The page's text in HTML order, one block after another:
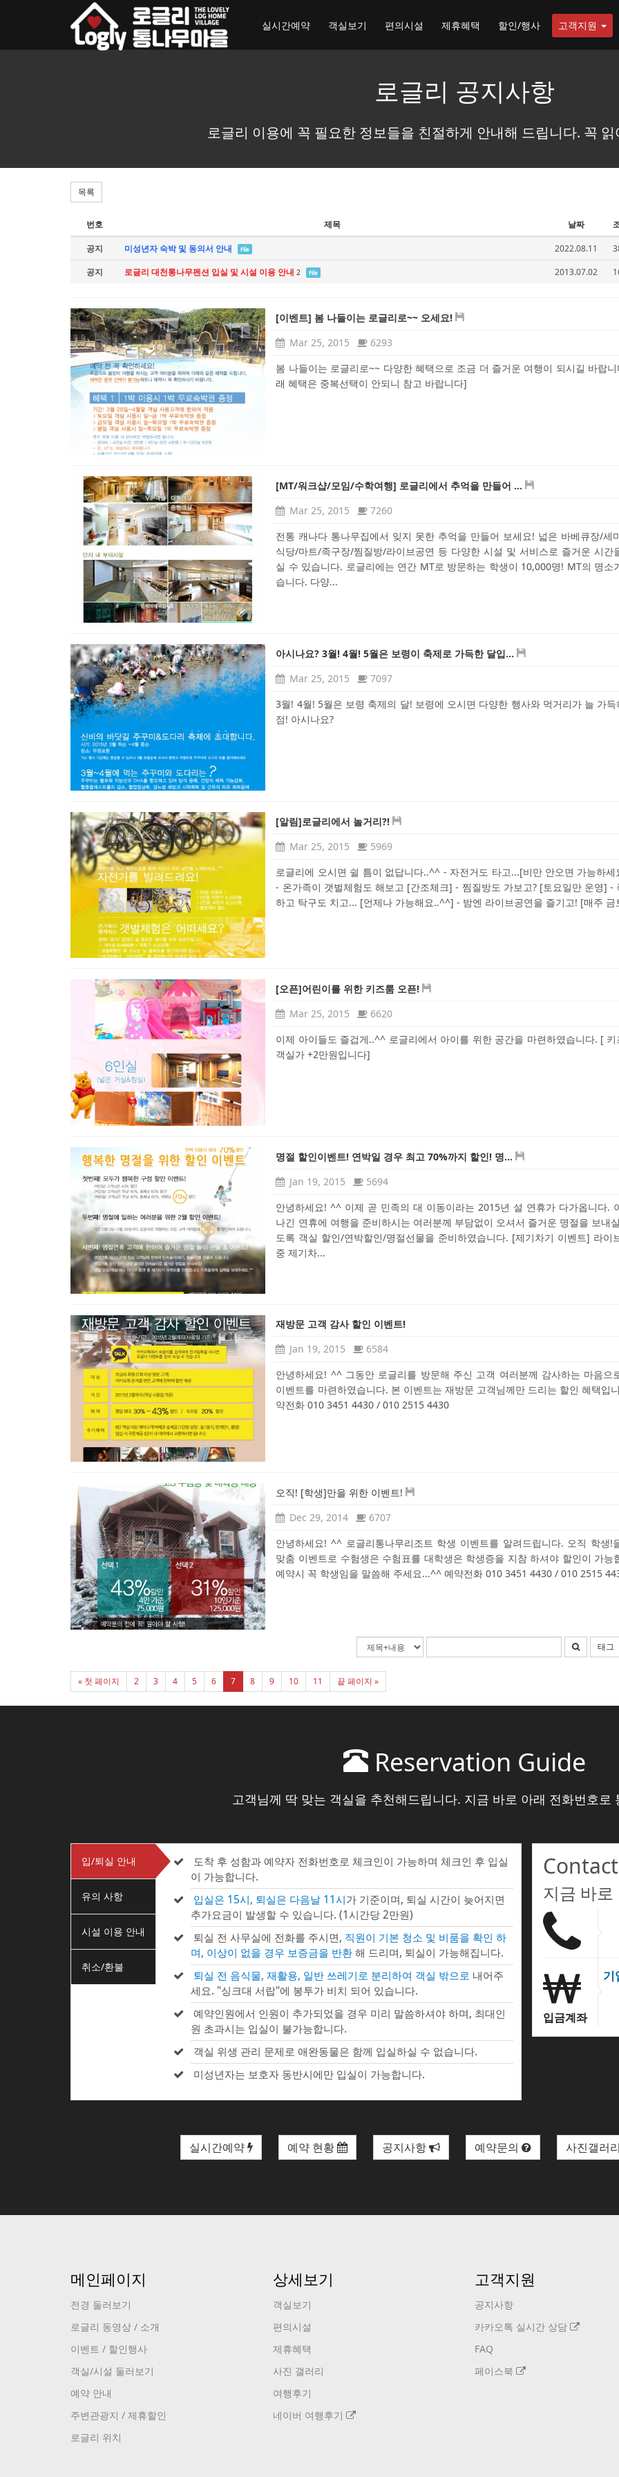
toggle_navigation
실시간예약
객실보기 편의시설 제휴혜택 할인/행사 고객지원
로글리 공지사항
로글리 이용에 꼭 필요한 정보들을 친절하게 안내해 드립니다. 꼭
목록
번호 제목 날짜
공지 미성년자 숙박 및 동의서 안내 File 2022.08.11
공지
로글리 대천통나무펜션 입실 및 시설 이용 안내 2 File 2013.07.02
[이벤트] 봄 나들이는 로글리로~~ 오세요!
Mar 25, 2015
6293
봄 나들이는 로글리로~~ 다양한 혜택으로 조금 더 즐거운 여행이 되시길 바랍
래 혜택은 중복선택이 안되니 참고 바랍니다]
[MT/워크샵/모임/수학여행] 로글리에서 추억을 만들어 ...
Mar 25, 2015
7260
전통 캐나다 통나무집에서 잊지 못한 추억을 만들어 보세요! 넓은 바베큐장/세
식당/마트/족구장/찜질방/라이브공연 등 다양한 시설 및 서비스로 즐거운 시간
실 수 있습니다. 로글리에는 연간 MT로 방문하는 학생이 10,000명! MT의 명소
습니다. 다양...
아시나요? 3월! 4월! 5월은 보령이 축제로 가득한 달입...
Mar 25, 2015
7097
3월! 4월! 5월은 보령 축제의 달! 보령에 오시면 다양한 행사와 먹거리가 늘 가득
점! 아시나요?
[알림]로글리에서 놀거리?!
Mar 25, 2015
5969
로글리에 오시면 쉴 틈이 없답니다..^^ - 자전거도 타고...[비만 안오면 가능하
- 온가족이 갯벌체험도 해보고 [간조체크] - 찜질방도 가보고? [토요일만 운영] -
하고 탁구도 치고... [언제나 가능해요..^^] - 밤엔 라이브공연을 즐기고! [매주 금
[오픈]어린이를 위한 키즈룸 오픈!
Mar 25, 2015
6620
이제 아이들도 즐겁게..^^ 로글리에서 아이를 위한 공간을 마련하였습니다. [ 키
객실가 +2만원입니다]
명절 할인이벤트! 연박일 경우 최고 70%까지 할인! 명...
Jan 19, 2015
5694
안녕하세요! ^^ 이제 곧 민족의 대 이동이라는 2015년 설 연휴가 다가옵니다.
나긴 연휴에 여행을 준비하시는 여러분께 부담없이 오셔서 즐거운 명절을 보내
도록 객실 할인/연박할인/명절선물을 준비하였습니다. [제기차기 이벤트] 라이
중 제기차...
재방문 고객 감사 할인 이벤트!
Jan 19, 2015
6584
안녕하세요! ^^ 그동안 로글리를 방문해 주신 고객 여러분께 감사하는 마음으
이벤트를 마련하였습니다. 본 이벤트는 재방문 고객님께만 드리는 할인 혜택입
약전화 010 3451 4430 / 010 2515 4430
오직! [학생]만을 위한 이벤트!
Dec 29, 2014
6707
안녕하세요! ^^ 로글리통나무리조트 학생 이벤트를 알려드립니다. 오직 학생!
맞춤 이벤트로 수험생은 수험표를 대학생은 학생증을 지참 하셔야 할인이 가능
예약시 꼭 학생임을 말씀해 주세요...^^ 예약전화 010 3451 4430 / 010 2515
태그
« 첫 페이지 2 3 4 5 6 7 8 9 10 11 끝 페이지 »
Reservation Guide
고객님께 딱 맞는 객실을 추천해드립니다. 지금 바로 아래 전화번호로
입/퇴실 안내
유의 사항
시설 이용 안내
취소/환불
도착 후 성함과 예약자 전화번호로 체크인이 가능하며 체크인 후 입실
이 가능합니다.
입실은 15시, 퇴실은 다음날 11시가 기준이며, 퇴실 시간이 늦어지면
추가요금이 발생할 수 있습니다. (1시간당 2만원)
퇴실 전 사무실에 전화를 주시면, 직원이 기본 청소 및 비품을 확인 하
며, 이상이 없을 경우 보증금을 반환해 드리며, 퇴실이 가능해집니다.
퇴실 전 음식물, 재활용, 일반 쓰레기로 분리하여 객실 밖으로 내어주
세요. "싱크대 서랍"에 봉투가 비치 되어 있습니다.
예약인원에서 인원이 추가되었을 경우 미리 말씀하셔야 하며, 최대인
원 초과시는 입실이 불가능합니다.
객실 위생 관리 문제로 애완동물은 함께 입실하실 수 없습니다.
미성년자는 보호자 동반시에만 입실이 가능합니다.
지금 바
입금계좌
기
실시간예약 예약 현황 공지사항 예약문의 사진갤러리
메인페이지
전경 둘러보기
로글리 동영상 / 소개
이벤트 / 할인행사
객실/시설 둘러보기
예약 안내
주변관광지 / 제휴할인
로글리 위치
상세보기
객실보기
편의시설
제휴혜택
사진 갤러리
여행후기
네이버 여행후기
고객지원
공지사항
카카오톡 실시간 상담
FAQ
페이스북